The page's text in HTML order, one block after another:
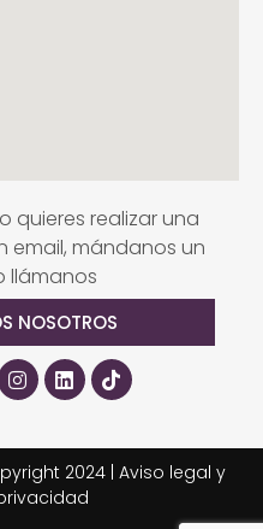
quieres realizar una
email, mándanos un
llámanos
NOSOTROS
2024 | Aviso legal y